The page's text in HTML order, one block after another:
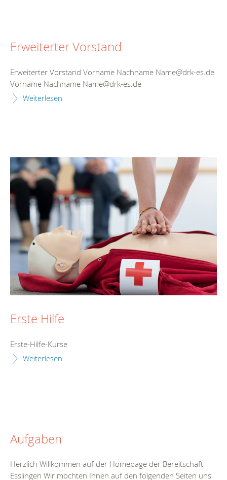
Erweiterter Vorstand
Erweiterter Vorstand Vorname Nachname Name@drk-es.de
Vorname Nachname Name@drk-es.de
Weiterlesen
Erste Hilfe
Erste-Hilfe-Kurse
Weiterlesen
Aufgaben
Herzlich Willkommen auf der Homepage der Bereitschaft
Esslingen Wir möchten Ihnen auf den folgenden Seiten uns